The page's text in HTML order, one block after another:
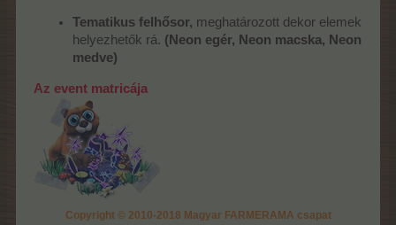
Tematikus felhősor, meghatározott dekor elemek
helyezhetők rá. (Neon egér, Neon macska, Neon
medve)
Az event matricája
Copyright © 2010-2018 Magyar FARMERAMA csapat